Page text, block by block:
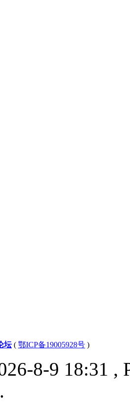
坛( 鄂ICP备19005928号 )
8-9 18:31 ,